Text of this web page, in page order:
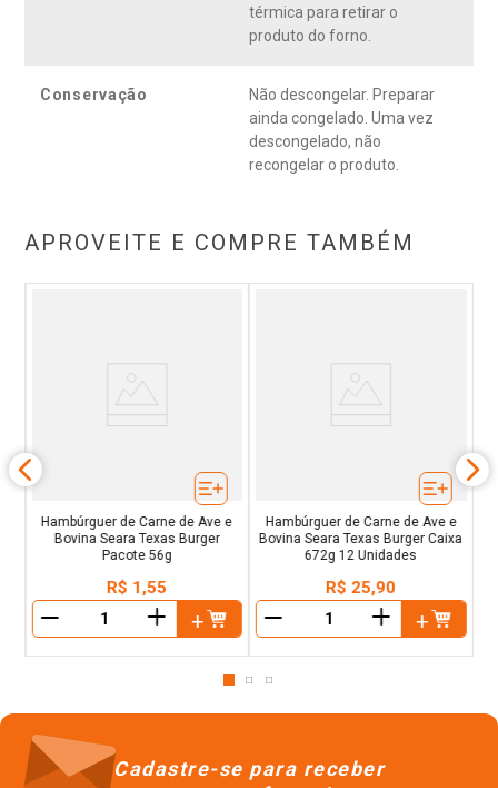
térmica para retirar o
produto do forno.
Conservação
Não descongelar. Preparar
ainda congelado. Uma vez
descongelado, não
recongelar o produto.
APROVEITE E COMPRE TAMBÉM
Hambúrguer de Carne de Ave e
Bovina Seara Texas Burger
Pacote 56g
R$ 1,55
＋
Hambúrguer de Carne de Ave e
Bovina Seara Texas Burger Caixa
672g 12 Unidades
R$ 25,90
＋
Cadastre-se para receber